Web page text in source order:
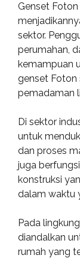
Genset
sektor.
perumahan,
kemampuan
genset Foton
pemadaman
Di sektor
untuk
dan proses
juga
konstruksi
dalam waktu
Pada
diandalkan
rumah yang